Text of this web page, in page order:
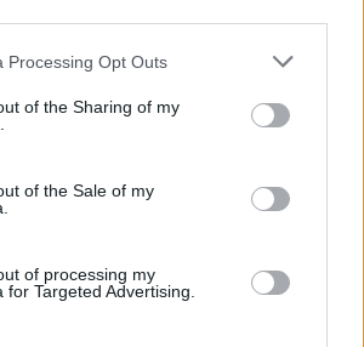
website/app uses one or more Google
or usage behaviour. You may click to
to Google and its third-party tags to
specified purposes in below Google
Processing Opt Outs
of the Sharing of my
of the Sale of my
of processing my
for Targeted Advertising.
az Arvisurák.
vett erőt az Arvisura-hívők
amikor értesültek arról, hogy
honfitársak száma, akik
dogmának gondolják,
hogy az Arvisura nem más,